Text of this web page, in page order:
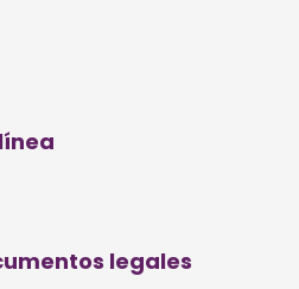
legales